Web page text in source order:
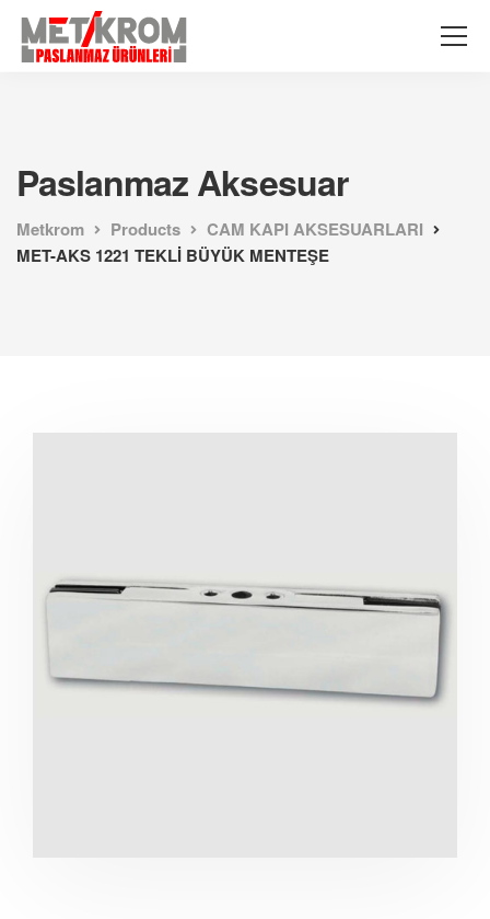
Paslanmaz Aksesuar
Metkrom Products
CAM KAPI AKSESUARLARI
MET-AKS 1221 TEKLİ BÜYÜK MENTEŞE